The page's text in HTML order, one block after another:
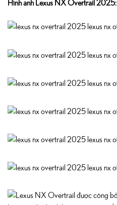
Hình ảnh Lexus NX Overtrail 2025: